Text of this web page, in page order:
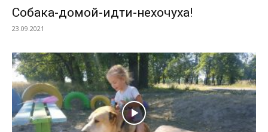
Собака-домой-идти-нехочуха!
23.09.2021